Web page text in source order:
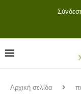
Αρχική σελίδα